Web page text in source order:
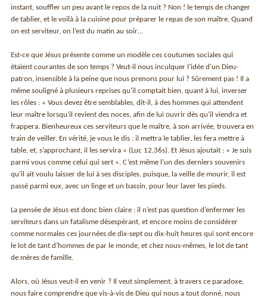
instant, souffler un peu avant le repos de la nuit ? Non ! le temps de changer
de tablier, et le voilà à la cuisine pour préparer le repas de son maître. Quand
on est serviteur, on l’est du matin au soir…
Est-ce que Jésus présente comme un modèle ces coutumes sociales qui
étaient courantes de son temps ? Veut-il nous inculquer l’idée d’un Dieu-
patron, insensible à la peine que nous prenons pour lui ? Sûrement pas ! Il a
même souligné à plusieurs reprises qu’il comptait bien, quant à lui, inverser
les rôles : « Vous devez être semblables, dit-il, à des hommes qui attendent
leur maître lorsqu’il revient des noces, afin de lui ouvrir dès qu’il viendra et
frappera. Bienheureux ces serviteurs que le maître, à son arrivée, trouvera en
train de veiller. En vérité, je vous le dis : il mettra le tablier, les fera mettre à
table, et, s’approchant, il les servira » (Luc 12,36s). Et Jésus ajoutait : « Je suis
parmi vous comme celui qui sert ». C’est même l’un des derniers souvenirs
qu’il ait voulu laisser de lui à ses disciples, puisque, la veille de mourir, il est
passé parmi eux, avec un linge et un bassin, pour leur laver les pieds.
La pensée de Jésus est donc bien claire : il n’est pas question d’enfermer les
serviteurs dans un fatalisme désespérant, et encore moins de considérer
comme normales ces journées de dix-sept ou dix-huit heures qui sont encore
le lot de tant d’hommes de par le monde, et chez nous-mêmes, le lot de tant
de mères de famille.
Alors, où Jésus veut-il en venir ? Il veut simplement, à travers ce paradoxe,
nous faire comprendre que vis-à-vis de Dieu qui nous a tout donné, nous